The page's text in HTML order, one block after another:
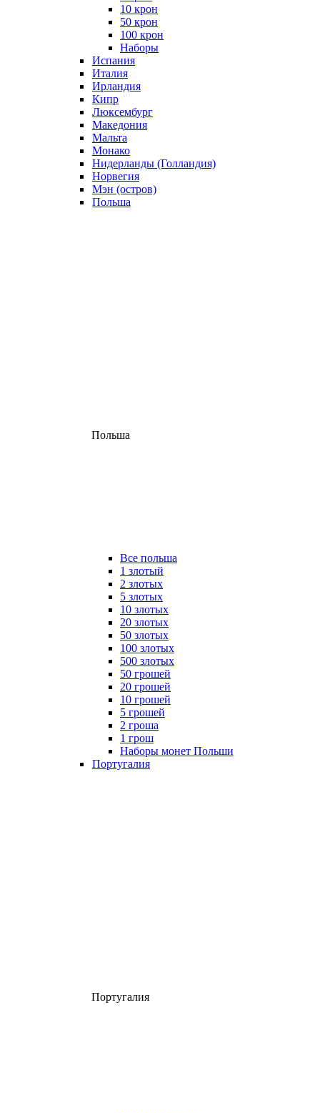
10 крон
50 крон
100 крон
Наборы
Испания
Италия
Ирландия
Кипр
Люксембург
Македония
Мальта
Монако
Нидерланды (Голландия)
Норвегия
Мэн (остров)
Польша
Польша
Все польша
1 злотый
2 злотых
5 злотых
10 злотых
20 злотых
50 злотых
100 злотых
500 злотых
50 грошей
20 грошей
10 грошей
5 грошей
2 гроша
1 грош
Наборы монет Польши
Португалия
Португалия